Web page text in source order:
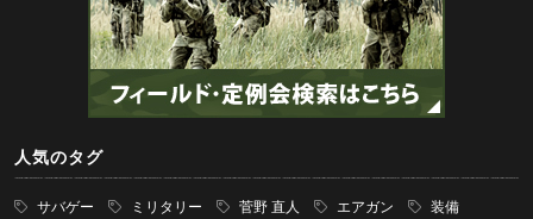
人気のタグ
サバゲー ミリタリー 菅野 直人 エアガン 装備